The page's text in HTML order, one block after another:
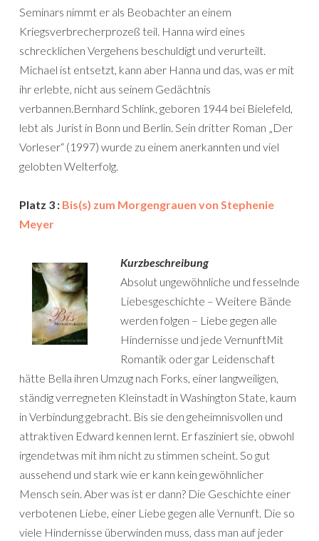
Seminars nimmt er als Beobachter an einem
Kriegsverbrecherprozeß teil. Hanna wird eines
schrecklichen Vergehens beschuldigt und verurteilt.
Michael ist entsetzt, kann aber Hanna und das, was er mit
ihr erlebte, nicht aus seinem Gedächtnis
verbannen.Bernhard Schlink, geboren 1944 bei Bielefeld,
lebt als Jurist in Bonn und Berlin. Sein dritter Roman „Der
Vorleser“ (1997) wurde zu einem anerkannten und viel
gelobten Welterfolg.
Platz 3 : Bis(s) zum Morgengrauen von Stephenie
Meyer
Kurzbeschreibung
Absolut ungewöhnliche und fesselnde
Liebesgeschichte – Weitere Bände
werden folgen – Liebe gegen alle
Hindernisse und jede VernunftMit
Romantik oder gar Leidenschaft
hätte Bella ihren Umzug nach Forks, einer langweiligen,
ständig verregneten Kleinstadt in Washington State, kaum
in Verbindung gebracht. Bis sie den geheimnisvollen und
attraktiven Edward kennen lernt. Er fasziniert sie, obwohl
irgendetwas mit ihm nicht zu stimmen scheint. So gut
aussehend und stark wie er kann kein gewöhnlicher
Mensch sein. Aber was ist er dann? Die Geschichte einer
verbotenen Liebe, einer Liebe gegen alle Vernunft. Die so
viele Hindernisse überwinden muss, dass man auf jeder